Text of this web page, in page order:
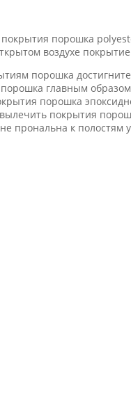
порошка
воздухе
порошка
главным
порошка
покрытия
прональна к полостям